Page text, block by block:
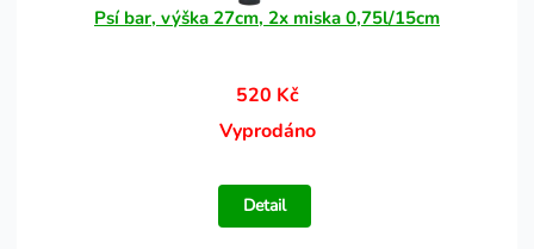
Psí bar, výška 27cm, 2x miska 0,75l/15cm
520 Kč
Vyprodáno
Detail